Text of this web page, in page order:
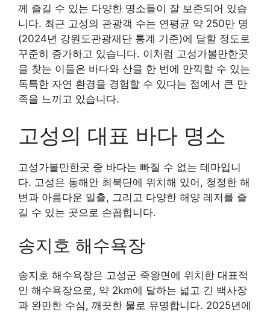
께 즐길 수 있는 다양한 명소들이 잘 보존되어 있습
니다. 최근 고성의 관광객 수는 연평균 약 250만 명
(2024년 강원도관광재단 통계 기준)에 달할 정도로
꾸준히 증가하고 있습니다. 이처럼 고성가볼만한곳
을 찾는 이들은 바다와 산을 한 번에 만끽할 수 있는
독특한 자연 환경을 경험할 수 있다는 점에서 큰 만
족을 느끼고 있습니다.
고성의 대표 바다 명소
고성가볼만한곳 중 바다는 빠질 수 없는 테마입니
다. 고성은 동해안 최북단에 위치해 있어, 청정한 해
변과 아름다운 일출, 그리고 다양한 해양 레저를 즐
길 수 있는 곳으로 손꼽힙니다.
송지호 해수욕장
송지호 해수욕장은 고성군 죽왕면에 위치한 대표적
인 해수욕장으로, 약 2km에 달하는 넓고 긴 백사장
과 완만한 수심, 깨끗한 물로 유명합니다. 2025년에